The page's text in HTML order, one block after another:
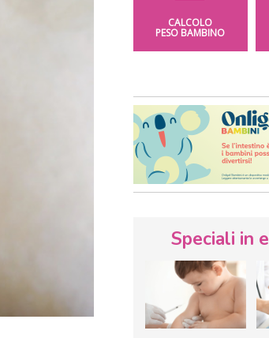
CALCOLO
PESO BAMBINO
Speciali in